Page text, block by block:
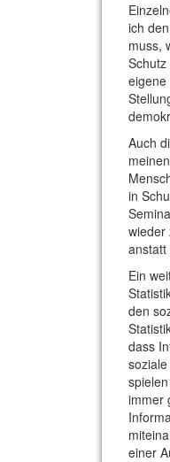
ich
muss,
Auch
in
wieder
anstatt
Ein
den
dass
immer
einer